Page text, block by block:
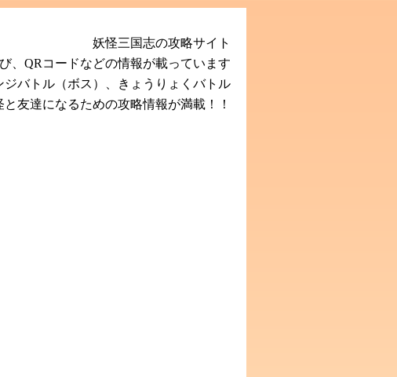
妖怪三国志の攻略サイト
、QRコードなどの情報が載っています
ジバトル（ボス）、きょうりょくバトル
と友達になるための攻略情報が満載！！